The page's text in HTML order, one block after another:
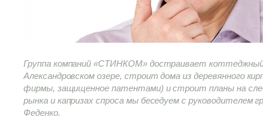
Группа компаний «СТИНКОМ» достраивает коттеджный
Александровском озере, строит дома из деревянного
фирмы, защищенное патентами) и строит планы на
рынка и капризах спроса мы беседуем с руководителем
Феденко.